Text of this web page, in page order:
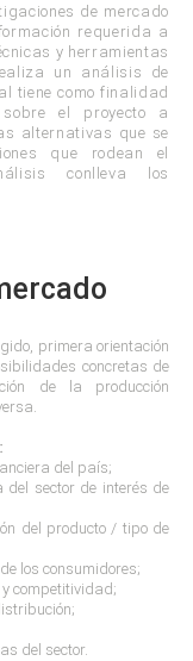
de mercado
requerida a
y herramientas
un análisis de
tiene como finalidad
sobre el proyecto a
alternativas que se
que rodean el
conlleva los
primera orientación
concretas de
de la producción
del país;
sector de interés de
del producto / tipo de
los consumidores;
competitividad;
del sector.